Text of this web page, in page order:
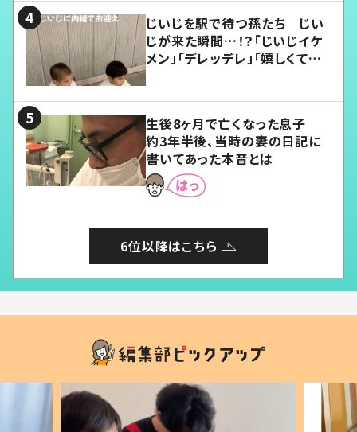
じいじを駅で待つ孫たち じい
じが来た瞬間…！？「じいじイケ
メン」「デレッデレ」「嬉しくて可
生後8ヶ月で亡くなった息子
約3年半後、当時の妻の日記に
書いてあった本音とは
6位以降はこちら